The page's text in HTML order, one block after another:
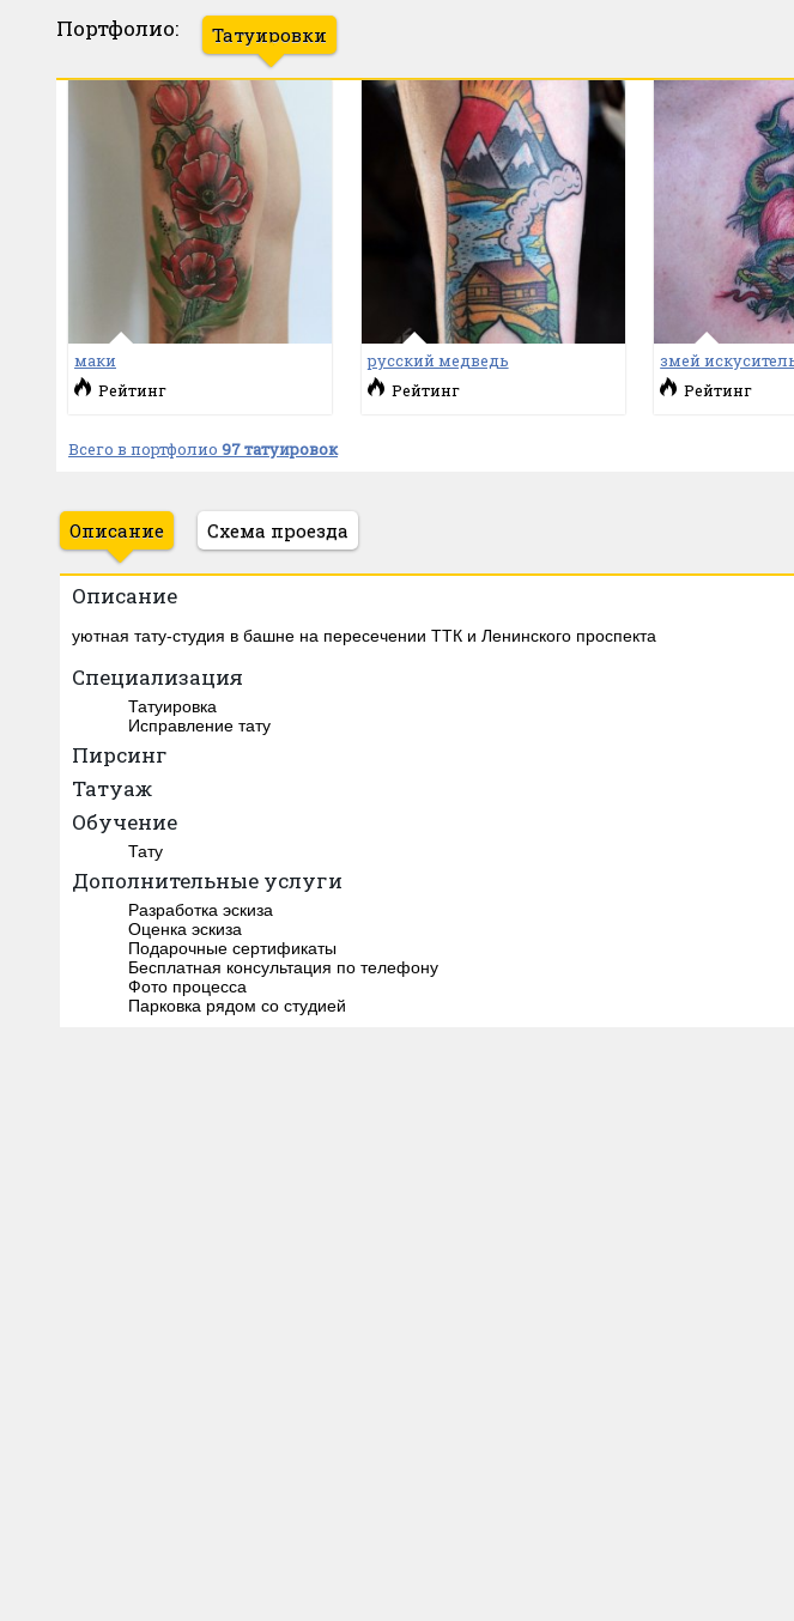
Портфолио: Татуировки
маки
Рейтинг
русский медведь
Рейтинг
змей
Рейтинг
Всего в портфолио 97 татуировок
Описание Схема проезда
Описание
уютная тату-студия в башне на пересечении ТТК и Ленинского проспекта
Специализация
Татуировка
Исправление тату
Пирсинг
Татуаж
Обучение
Тату
Дополнительные услуги
Разработка эскиза
Оценка эскиза
Подарочные сертификаты
Бесплатная консультация по телефону
Фото процесса
Парковка рядом со студией